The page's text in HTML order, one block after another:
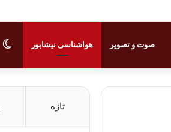
صوت و تصویر هواشناسی نیشابور
تازه